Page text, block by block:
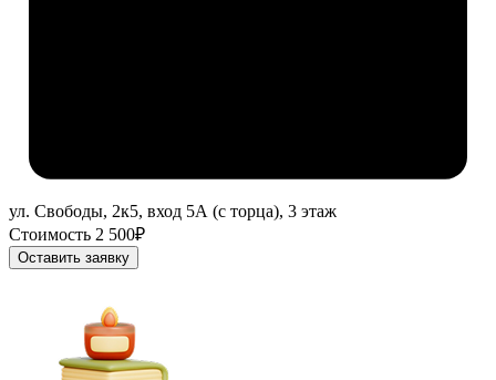
ул. Свободы, 2к5, вход 5А (с торца), 3 этаж
Стоимость 2 500₽
Оставить заявку